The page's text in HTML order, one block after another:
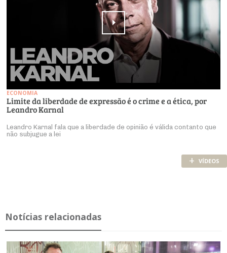
ECONOMIA
Limite da liberdade de expressão é o crime e a ética, por
Leandro Karnal
Leandro Karnal fala que a liberdade de opinião é válida contanto que
não subjugue a lei
+ VÍDEOS
Notícias relacionadas